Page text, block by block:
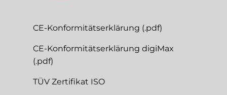
CE-Konformitätserklärung (.pdf)
CE-Konformitätserklärung digiMax
(.pdf)
TÜV Zertifikat ISO